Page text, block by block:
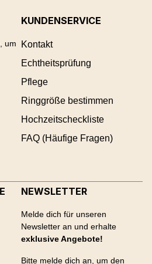
um
KUNDENSERVICE
Kontakt
Echtheitsprüfung
Pflege
Ringgröße bestimmen
Hochzeitscheckliste
FAQ (Häufige Fragen)
NEWSLETTER
Melde dich für unseren
Newsletter an und erhalte
exklusive Angebote!
Bitte melde dich an, um den